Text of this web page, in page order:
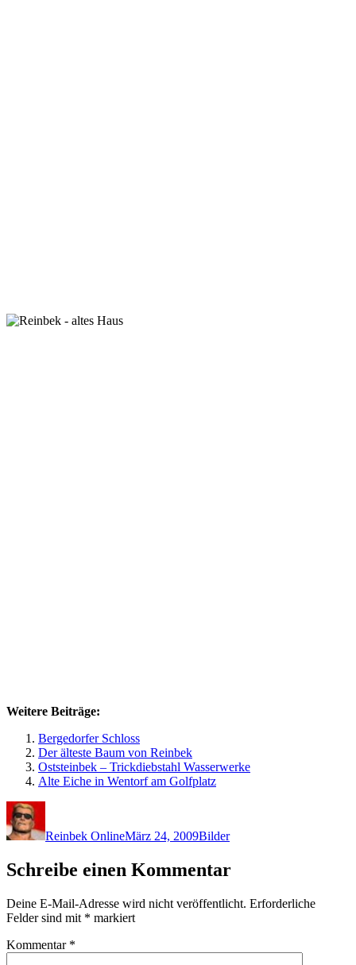
Weitere Beiträge:
Bergedorfer Schloss
Der älteste Baum von Reinbek
Oststeinbek – Trickdiebstahl Wasserwerke
Alte Eiche in Wentorf am Golfplatz
Reinbek OnlineMärz 24, 2009Bilder
Schreibe einen Kommentar
Deine E-Mail-Adresse wird nicht veröffentlicht. Erforderliche
Felder sind mit * markiert
Kommentar *